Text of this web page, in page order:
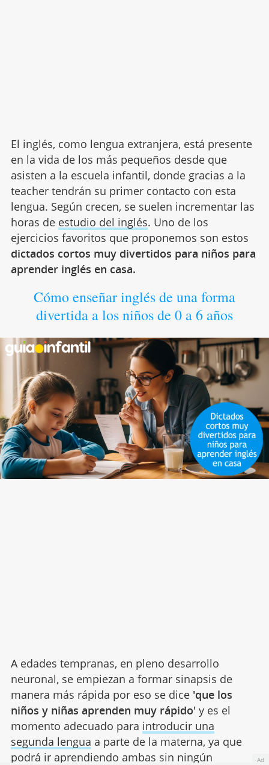
El inglés, como lengua extranjera, está presente
en la vida de los más pequeños desde que
asisten a la escuela infantil, donde gracias a la
teacher tendrán su primer contacto con esta
lengua. Según crecen, se suelen incrementar las
horas de estudio del inglés. Uno de los
ejercicios favoritos que proponemos son estos
dictados cortos muy divertidos para niños para
aprender inglés en casa.
Cómo enseñar inglés de una forma
divertida a los niños de 0 a 6 años
A edades tempranas, en pleno desarrollo
neuronal, se empiezan a formar sinapsis de
manera más rápida por eso se dice 'que los
niños y niñas aprenden muy rápido'y es el
momento adecuado para introducir una
segunda lengua a parte de la materna, ya que
podrá ir aprendiendo ambas sin ningún
Ad